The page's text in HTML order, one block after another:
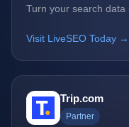
Turn your search
Visit LiveSEO Today →
Trip.com
Partner